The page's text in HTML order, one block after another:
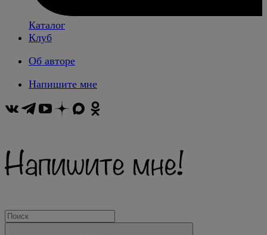
Каталог
Клуб
Об авторе
Напишите мне